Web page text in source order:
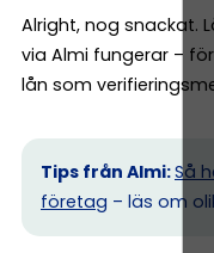
Alright, nog snackat.
via Almi fungerar –
lån som
Tips från Almi:Så
företag – läs om